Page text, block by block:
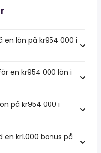
en lön på kr954 000 i
en kr954 000 lön i
på kr954 000 i
kr1.000 bonus på